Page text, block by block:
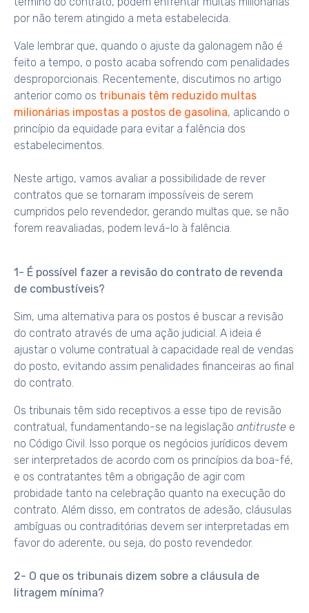
por não terem atingido a meta estabelecida.
Vale lembrar que, quando o ajuste da galonagem não é
feito a tempo, o posto acaba sofrendo com penalidades
desproporcionais. Recentemente, discutimos no artigo
anterior como os tribunais têm reduzido multas
milionárias impostas a postos de gasolina, aplicando o
princípio da equidade para evitar a falência dos
estabelecimentos.
Neste artigo, vamos avaliar a possibilidade de rever
contratos que se tornaram impossíveis de serem
cumpridos pelo revendedor, gerando multas que, se não
forem reavaliadas, podem levá-lo à falência.
1- É possível fazer a revisão do contrato de revenda
de combustíveis?
Sim, uma alternativa para os postos é buscar a revisão
do contrato através de uma ação judicial. A ideia é
ajustar o volume contratual à capacidade real de vendas
do posto, evitando assim penalidades financeiras ao final
do contrato.
Os tribunais têm sido receptivos a esse tipo de revisão
contratual, fundamentando-se na legislação antitruste e
no Código Civil. Isso porque os negócios jurídicos devem
ser interpretados de acordo com os princípios da boa-fé,
e os contratantes têm a obrigação de agir com
probidade tanto na celebração quanto na execução do
contrato. Além disso, em contratos de adesão, cláusulas
ambíguas ou contraditórias devem ser interpretadas em
favor do aderente, ou seja, do posto revendedor.
2- O que os tribunais dizem sobre a cláusula de
litragem mínima?